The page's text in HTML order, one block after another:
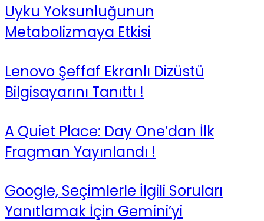
Uyku Yoksunluğunun
Metabolizmaya Etkisi
Lenovo Şeffaf Ekranlı Dizüstü
Bilgisayarını Tanıttı !
A Quiet Place: Day One’dan İlk
Fragman Yayınlandı !
Google, Seçimlerle İlgili Soruları
Yanıtlamak İçin Gemini’yi